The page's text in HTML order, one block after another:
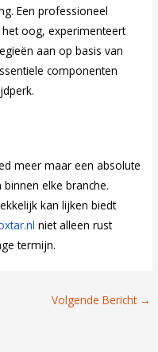
Een professioneel
oog, experimenteert
aan op basis van
componenten
meer maar een absolute
elke branche.
kan lijken biedt
niet alleen rust
termijn.
Volgende Bericht →